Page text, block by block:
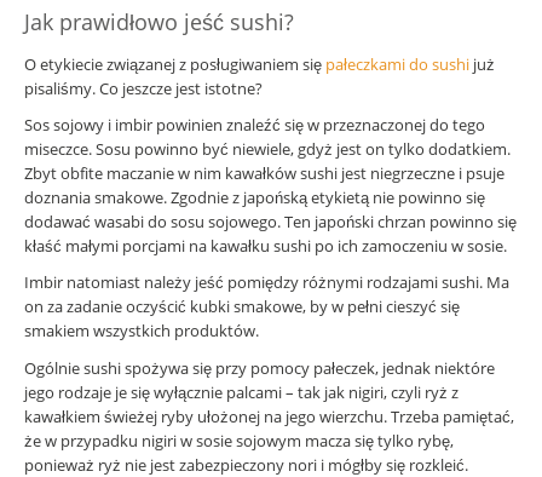
Jak prawidłowo jeść sushi?
O etykiecie związanej z posługiwaniem się pałeczkami do sushi już
pisaliśmy. Co jeszcze jest istotne?
Sos sojowy i imbir powinien znaleźć się w przeznaczonej do tego
miseczce. Sosu powinno być niewiele, gdyż jest on tylko dodatkiem.
Zbyt obfite maczanie w nim kawałków sushi jest niegrzeczne i psuje
doznania smakowe. Zgodnie z japońską etykietą nie powinno się
dodawać wasabi do sosu sojowego. Ten japoński chrzan powinno się
kłaść małymi porcjami na kawałku sushi po ich zamoczeniu w sosie.
Imbir natomiast należy jeść pomiędzy różnymi rodzajami sushi. Ma
on za zadanie oczyścić kubki smakowe, by w pełni cieszyć się
smakiem wszystkich produktów.
Ogólnie sushi spożywa się przy pomocy pałeczek, jednak niektóre
jego rodzaje je się wyłącznie palcami – tak jak nigiri, czyli ryż z
kawałkiem świeżej ryby ułożonej na jego wierzchu. Trzeba pamiętać,
że w przypadku nigiri w sosie sojowym macza się tylko rybę,
ponieważ ryż nie jest zabezpieczony nori i mógłby się rozkleić.